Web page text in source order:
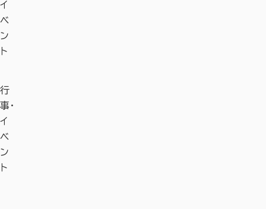
イ
ベ
ン
ト
行
事・
イ
ベ
ン
ト